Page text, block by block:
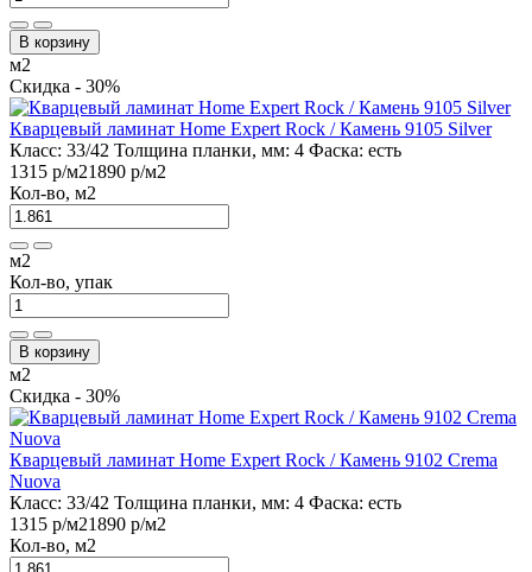
В корзину
м2
Скидка - 30%
Кварцевый ламинат Home Expert Rock / Камень 9105 Silver
Класс: 33/42 Толщина планки, мм: 4 Фаска: есть
1315 р/м21890 р/м2
Кол-во, м2
м2
Кол-во, упак
В корзину
м2
Скидка - 30%
Кварцевый ламинат Home Expert Rock / Камень 9102 Crema
Nuova
Класс: 33/42 Толщина планки, мм: 4 Фаска: есть
1315 р/м21890 р/м2
Кол-во, м2